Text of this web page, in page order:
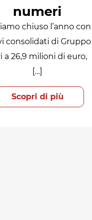
numeri
chiuso l’anno con
consolidati di Gruppo
a 26,9 milioni di euro,
[…]
Scopri di più